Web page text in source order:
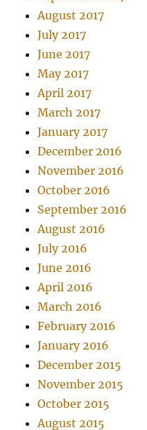
August 2017
July 2017
June 2017
May 2017
April 2017
March 2017
January 2017
December 2016
November 2016
October 2016
September 2016
August 2016
July 2016
June 2016
April 2016
March 2016
February 2016
January 2016
December 2015
November 2015
October 2015
August 2015